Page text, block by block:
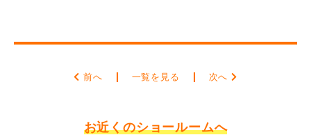
前へ 一覧を見る 次へ
お近くのショールームへ